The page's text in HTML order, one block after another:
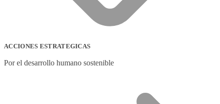
ACCIONES ESTRATEGICAS
Por el desarrollo humano sostenible